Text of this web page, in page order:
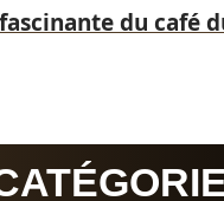
du café